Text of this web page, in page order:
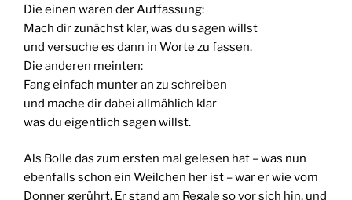
Die einen waren der Auffassung:
Mach dir zunächst klar, was du sagen willst
und versuche es dann in Worte zu fassen.
Die anderen meinten:
Fang einfach munter an zu schreiben
und mache dir dabei allmählich klar
was du eigentlich sagen willst.
Als Bolle das zum ersten mal gelesen hat – was nun
ebenfalls schon ein Weilchen her ist – war er wie vom
Donner gerührt. Er stand am Regale so vor sich hin, und